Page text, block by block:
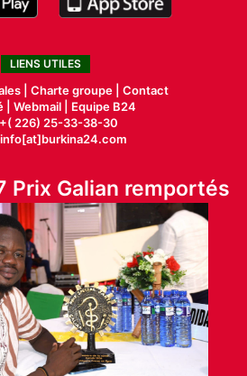
LIENS UTILES
| Charte groupe | Contact
| Webmail |
Equipe B24
226) 25-33-38-30
info[at]burkina24.com
Prix Galian remportés